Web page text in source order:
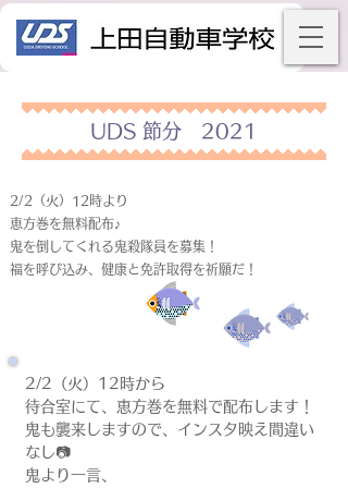
UDS 節分 2021
2/2（火）12時より
恵方巻を無料配布♪
鬼を倒してくれる鬼殺隊員を募集！
福を呼び込み、健康と免許取得を祈願だ！
2/2（火）12時から
待合室にて、恵方巻を無料で配布します！
鬼も襲来しますので、インスタ映え間違い
なし📷
鬼より一言、